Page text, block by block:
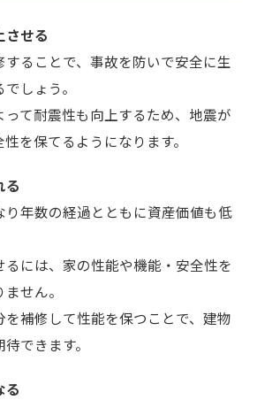
させる
ることで、事故を防いで安全に生
しょう。
って耐震性も向上するため、地震が
を保てるようになります。
る
り年数の経過とともに資産価値も低
には、家の性能や機能・安全性を
せん。
補修して性能を保つことで、建物
できます。
る